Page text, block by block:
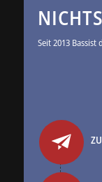
NICHTS
Seit 2013